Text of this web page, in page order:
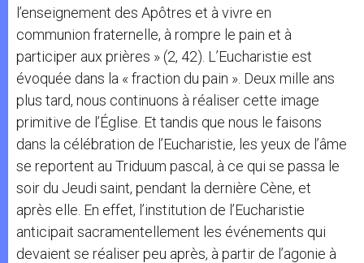
l’enseignement des Apôtres et à vivre en
communion fraternelle, à rompre le pain et à
participer aux prières » (2, 42). L’Eucharistie est
évoquée dans la « fraction du pain ». Deux mille ans
plus tard, nous continuons à réaliser cette image
primitive de l’Église. Et tandis que nous le faisons
dans la célébration de l’Eucharistie, les yeux de l’âme
se reportent au Triduum pascal, à ce qui se passa le
soir du Jeudi saint, pendant la dernière Cène, et
après elle. En effet, l’institution de l’Eucharistie
anticipait sacramentellement les événements qui
devaient se réaliser peu après, à partir de l’agonie à